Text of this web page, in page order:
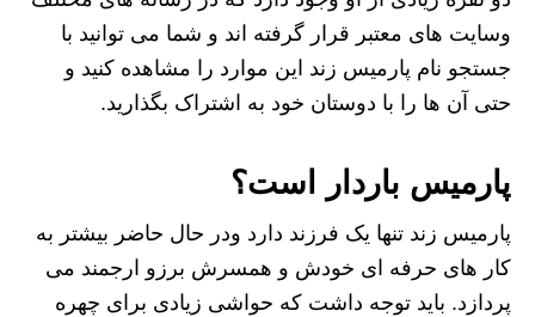
وسایت های معتبر قرار گرفته اند و شما می توانید با
جستجو نام پارمیس زند این موارد را مشاهده کنید و
حتی آن ها را با دوستان خود به اشتراک بگذارید.
پارمیس باردار است؟
پارمیس زند تنها یک فرزند دارد ودر حال حاضر بیشتر به
کار های حرفه ای خودش و همسرش برزو ارجمند می
پردازد. باید توجه داشت که حواشی زیادی برای چهره